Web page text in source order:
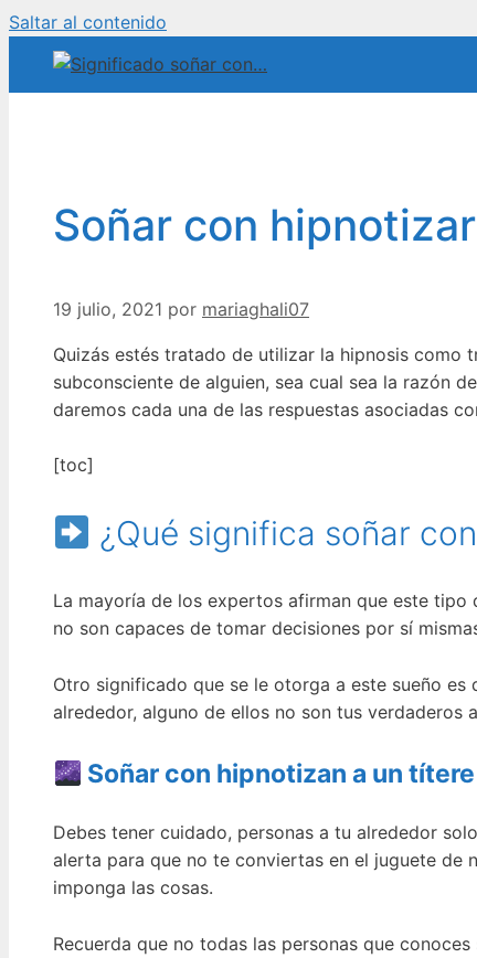
Saltar al contenido
Soñar con hipnotizar
19 julio, 2021 por mariaghali07
Quizás estés tratado de utilizar la hipnosis como
subconsciente de alguien, sea cual sea la razón
daremos cada una de las respuestas asociadas
[toc]
¿Qué significa soñar
La mayoría de los expertos afirman que este tipo
no son capaces de tomar decisiones por sí
Otro significado que se le otorga a este sueño
alrededor, alguno de ellos no son tus
Soñar con hipnotizan a un títere
Debes tener cuidado, personas a tu alrededor
alerta para que no te conviertas en el juguete de
imponga las cosas.
Recuerda que no todas las personas que